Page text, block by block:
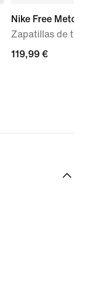
Nike Free
Zapatillas de
119,99 €
119,99 €